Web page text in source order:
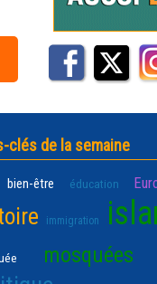
clés de la semaine
bien-être éducation
immigration
mosquées